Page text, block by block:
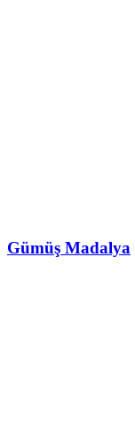
Gümüş Madalya